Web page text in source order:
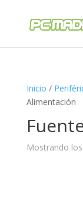
Inicio /
Alimentación
Mostrando